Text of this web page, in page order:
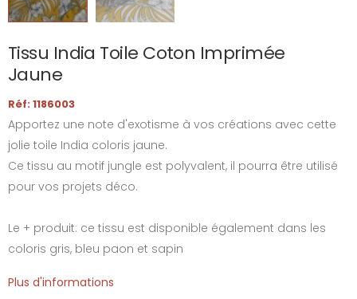
Tissu India Toile Coton Imprimée
Jaune
Réf: 1186003
Apportez une note d'exotisme à vos créations avec cette
jolie toile India coloris jaune.
Ce tissu au motif jungle est polyvalent, il pourra être utilisé
pour vos projets déco.
Le + produit: ce tissu est disponible également dans les
coloris gris, bleu paon et sapin
Plus d'informations